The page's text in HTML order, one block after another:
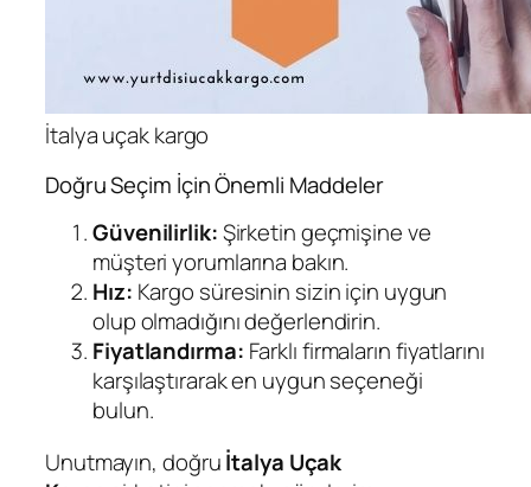
İtalya uçak kargo
Doğru Seçim İçin Önemli Maddeler
Güvenilirlik:Şirketin geçmişine ve
müşteri yorumlarına bakın.
Hız: Kargo süresinin sizin için uygun
olup olmadığını değerlendirin.
Fiyatlandırma: Farklı firmaların fiyatlarını
karşılaştırarak en uygun seçeneği
bulun.
Unutmayın, doğruİtalya Uçak